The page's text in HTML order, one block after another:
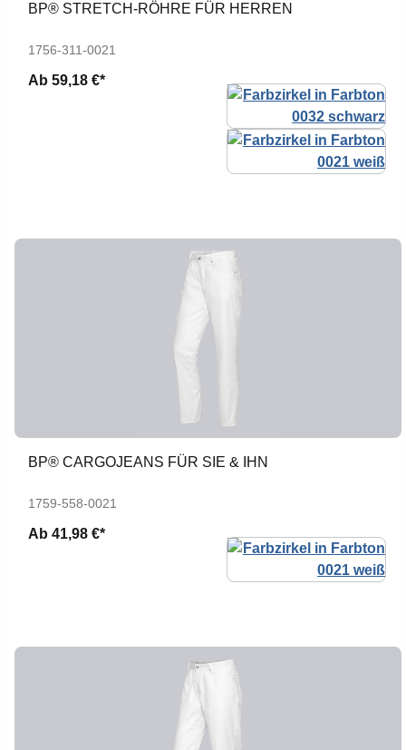
BP® STRETCH-RÖHRE FÜR HERREN
1756-311-0021
Ab 59,18 €*
BP® CARGOJEANS FÜR SIE & IHN
1759-558-0021
Ab 41,98 €*